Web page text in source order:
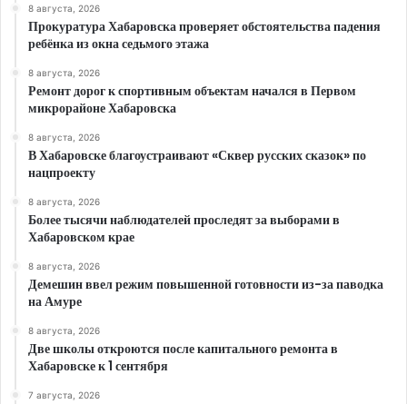
8 августа, 2026
Прокуратура Хабаровска проверяет обстоятельства падения
ребёнка из окна седьмого этажа
8 августа, 2026
Ремонт дорог к спортивным объектам начался в Первом
микрорайоне Хабаровска
8 августа, 2026
В Хабаровске благоустраивают «Сквер русских сказок» по
нацпроекту
8 августа, 2026
Более тысячи наблюдателей проследят за выборами в
Хабаровском крае
8 августа, 2026
Демешин ввел режим повышенной готовности из-за паводка
на Амуре
8 августа, 2026
Две школы откроются после капитального ремонта в
Хабаровске к 1 сентября
7 августа, 2026